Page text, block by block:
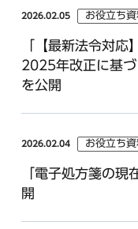
2026.02.05 お役立ち資
「【最新法令対応
2025年改正に基づ
を公開
2026.02.04 お役立ち資
「電子処方箋の現
開